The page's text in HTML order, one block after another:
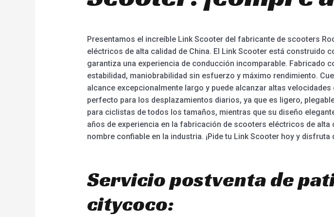
Presentamos el increíble Link Scooter del fabricante de scooters
eléctricos de alta calidad de China. El Link Scooter está construido
garantiza una experiencia de conducción incomparable. Fabricado
estabilidad, maniobrabilidad sin esfuerzo y máximo rendimiento.
alcance excepcionalmente largo y puede alcanzar altas
perfecto para los desplazamientos diarios, ya que es ligero,
para ciclistas de todos los tamaños, mientras que su diseño
años de experiencia en la fabricación de scooters eléctricos de
nombre confiable en la industria. ¡Pide tu Link Scooter hoy y
Servicio postventa de
citycoco: